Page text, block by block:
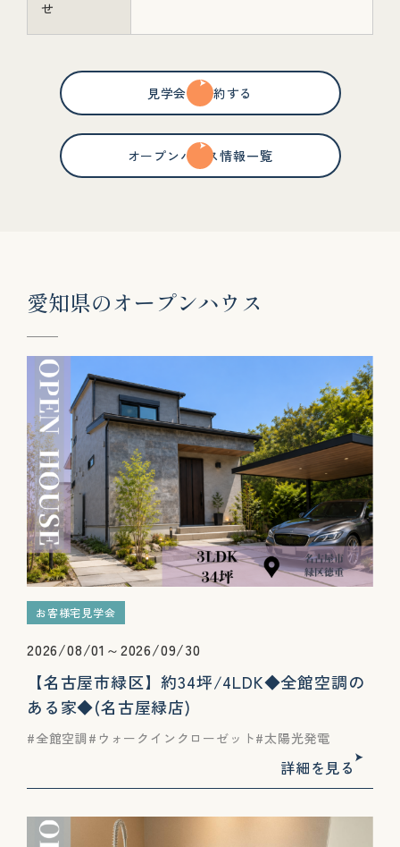
せ
見学会を予約する
オープンハウス情報一覧
愛知県のオープンハウ ス
お客様宅見学会
2026/08/01～2026/09/30
【名古屋市緑区】約34坪/4LDK◆全館空調の
ある家◆(名古屋緑店)
全館空調 ウォークインクローゼット 太陽光発電
詳細を見る